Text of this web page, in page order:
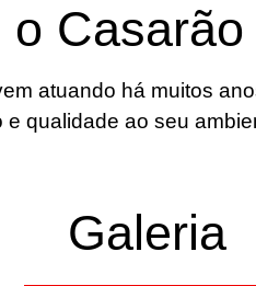
o
atuando há muitos
e qualidade ao seu
Galeria